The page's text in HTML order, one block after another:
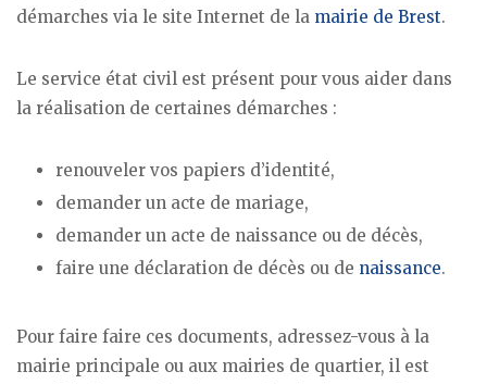
démarches via le site Internet de la mairie de Brest.
Le service état civil est présent pour vous aider dans
la réalisation de certaines démarches :
renouveler vos papiers d’identité,
demander un acte de mariage,
demander un acte de naissance ou de décès,
faire une déclaration de décès ou de naissance.
Pour faire faire ces documents, adressez-vous à la
mairie principale ou aux mairies de quartier, il est